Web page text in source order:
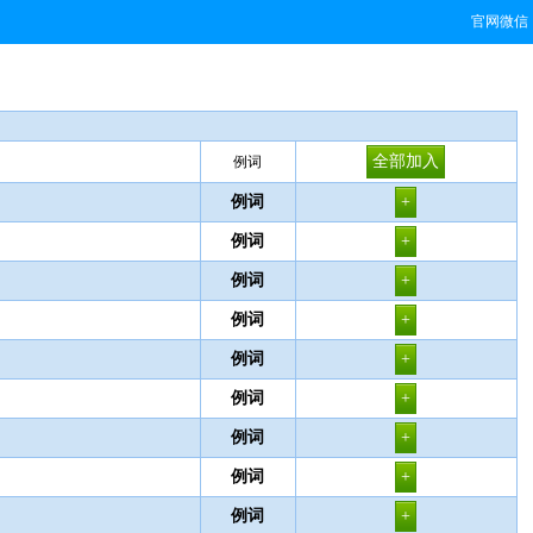
官网微信
例词
例词
例词
例词
例词
例词
例词
例词
例词
例词